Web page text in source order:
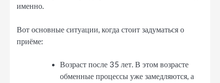
именно.
Вот основные ситуации, когда стоит задуматься о
приёме:
Возраст после 35 лет. В этом возрасте
обменные процессы уже замедляются, а